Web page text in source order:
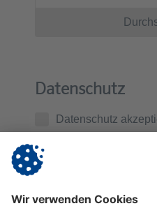
Datenschutz
Datenschutz
Ich habe die
genommen. Ich stimme
übermittelten Daten zur